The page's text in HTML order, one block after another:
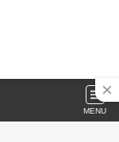
MENU